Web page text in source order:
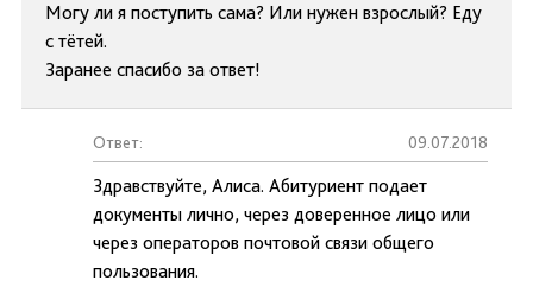
Могу ли я поступить сама? Или нужен взрослый? Еду
с тётей.
Заранее спасибо за ответ!
Ответ: 09.07.2018
Здравствуйте, Алиса. Абитуриент подает
документы лично, через доверенное лицо или
через операторов почтовой связи общего
пользования.